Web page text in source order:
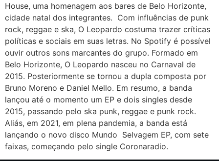
House, uma homenagem aos bares de Belo Horizonte,
cidade natal dos integrantes. Com influências de punk
rock, reggae e ska, O Leopardo costuma trazer críticas
políticas e sociais em suas letras. No Spotify é possível
ouvir outros sons marcantes do grupo. Formado em
Belo Horizonte, O Leopardo nasceu no Carnaval de
2015. Posteriormente se tornou a dupla composta por
Bruno Moreno e Daniel Mello. Em resumo, a banda
lançou até o momento um EP e dois singles desde
2015, passando pelo ska punk, reggae e punk rock.
Aliás, em 2021, em plena pandemia, a banda está
lançando o novo disco Mundo Selvagem EP, com sete
faixas, começando pelo single Coronaradio.